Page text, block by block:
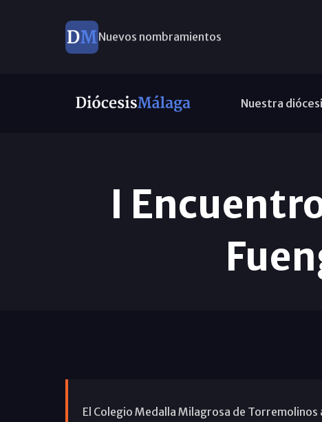
Nuevos nombramientos
Nuestra
I
El Colegio Medalla Milagrosa de